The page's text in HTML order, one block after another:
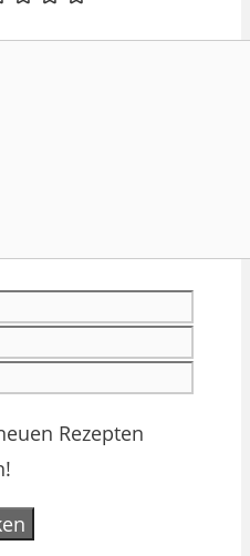
Rezepten